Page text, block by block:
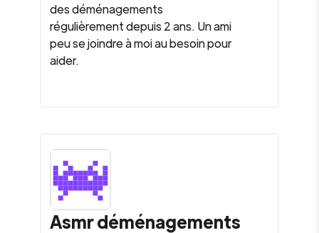
des déménagements
régulièrement depuis 2 ans. Un ami
peu se joindre à moi au besoin pour
aider.
Asmr déménagements